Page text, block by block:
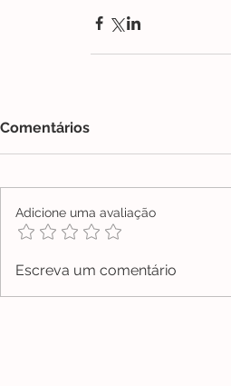
Comentários
Adicione uma avaliação
Escreva um comentário